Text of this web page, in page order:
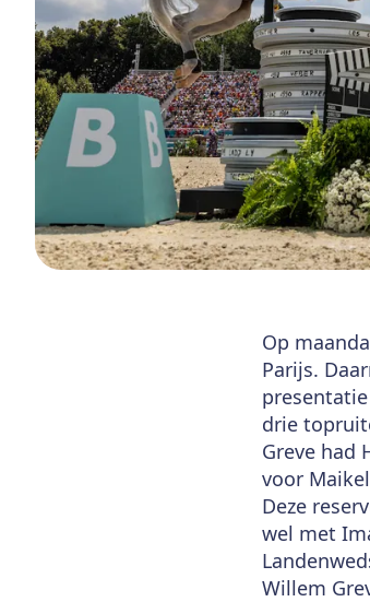
Op
Parijs.
drie
Greve had
voor
Deze
wel met
Willem